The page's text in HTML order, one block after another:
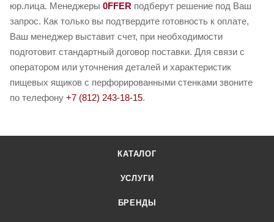
юр.лица. Менеджеры 0FFER подберут решение под Ваш
запрос. Как только вы подтвердите готовность к оплате,
Ваш менеджер выставит счет, при необходимости
подготовит стандартный договор поставки. Для связи с
оператором или уточнения деталей и характеристик
пищевых ящиков с перфорированными стенками звоните
по телефону +7 (812) 243-18-15.
КАТАЛОГ
УСЛУГИ
БРЕНДЫ